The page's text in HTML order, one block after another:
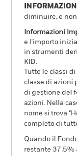
diminuire, e
Informazioni
e l'importo
in strumenti
KID.
Tutte le classi
classe di azioni
di gestione del
azioni. Nella
nome si trova
completo di
Quando il
restante 37,5%